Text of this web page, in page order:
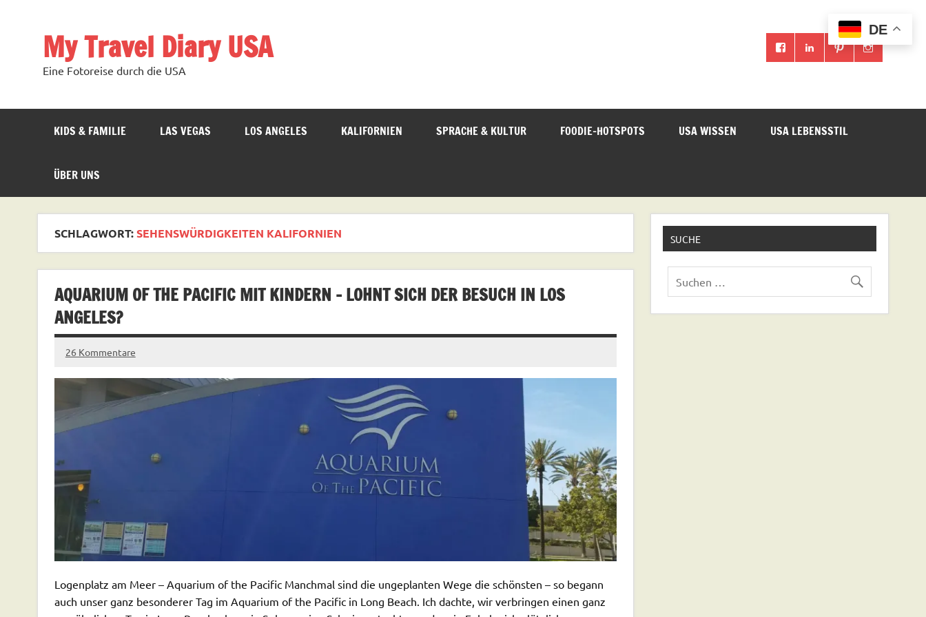
My Travel Diary USA
Eine Fotoreise durch die USA
KIDS & FAMILIE LAS VEGAS LOS ANGELES KALIFORNIEN SPRACHE & KULTUR FOODIE-HOTSPOTS USA WISSEN USA LEBENSSTIL
ÜBER UNS
SCHLAGWORT:SEHENSWÜRDIGKEITEN KALIFORNIEN
AQUARIUM OF THE PACIFIC MIT KINDERN – LOHNT SICH DER BESUCH IN LOS
ANGELES?
26 Kommentare
Logenplatz am Meer – Aquarium of the Pacific Manchmal sind die ungeplanten Wege die schönsten – so begann
auch unser ganz besonderer Tag im Aquarium of the Pacific in Long Beach. Ich dachte, wir verbringen einen ganz
SUCHE
DE